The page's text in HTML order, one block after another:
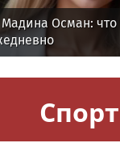
Осман: что
Спорт